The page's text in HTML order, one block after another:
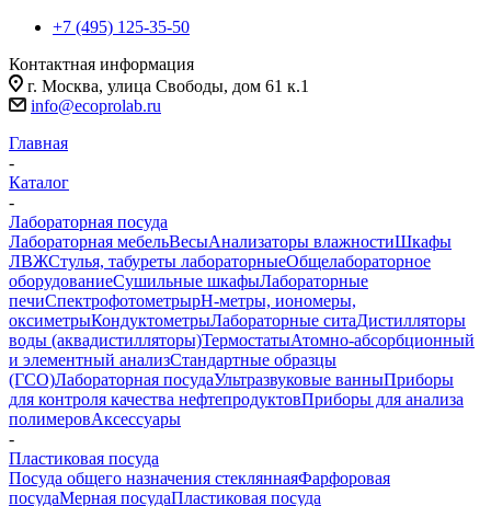
+7 (495) 125-35-50
Контактная информация
г. Москва, улица Свободы, дом 61 к.1
info@ecoprolab.ru
Главная
-
Каталог
-
Лабораторная посуда
Лабораторная мебельВесыАнализаторы влажностиШкафы
ЛВЖСтулья, табуреты лабораторныеОбщелабораторное
оборудованиеСушильные шкафыЛабораторные
печиСпектрофотометрыpH-метры, иономеры,
оксиметрыКондуктометрыЛабораторные ситаДистилляторы
воды (аквадистилляторы)ТермостатыАтомно-абсорбционный
и элементный анализСтандартные образцы
(ГСО)Лабораторная посудаУльтразвуковые ванныПриборы
для контроля качества нефтепродуктовПриборы для анализа
полимеровАксессуары
-
Пластиковая посуда
Посуда общего назначения стекляннаяФарфоровая
посудаМерная посудаПластиковая посуда